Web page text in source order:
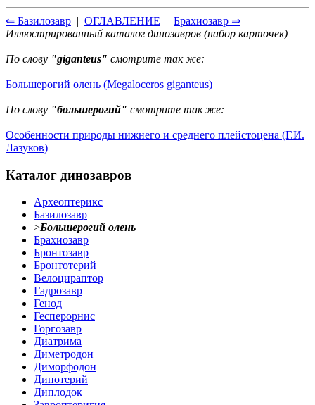
⇐ Базилозавр | ОГЛАВЛЕНИЕ | Брахиозавр ⇒
Иллюстрированный каталог динозавров (набор карточек)
По слову "giganteus" смотрите так же:
Большерогий олень (Megaloceros giganteus)
По слову "большерогий" смотрите так же:
Особенности природы нижнего и среднего плейстоцена (Г.И.
Лазуков)
Каталог динозавров
Археоптерикс
Базилозавр
>Большерогий олень
Брахиозавр
Бронтозавр
Бронтотерий
Велоцираптор
Гадрозавр
Генод
Гесперорнис
Горгозавр
Диатрима
Диметродон
Диморфодон
Динотерий
Диплодок